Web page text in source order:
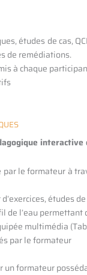
études de cas,
de remédiations.
à chaque
le formateur à
études
de l’eau permettant
multimédia
par le formateur
un formateur